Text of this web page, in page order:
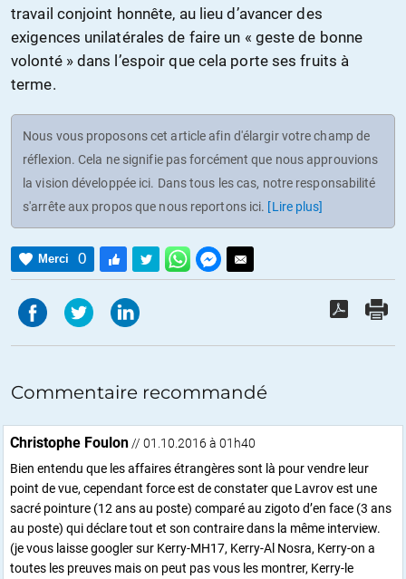
travail conjoint honnête, au lieu d’avancer des
exigences unilatérales de faire un « geste de bonne
volonté » dans l’espoir que cela porte ses fruits à
terme.
Nous vous proposons cet article afin d'élargir votre champ de
réflexion. Cela ne signifie pas forcément que nous approuvions
la vision développée ici. Dans tous les cas, notre responsabilité
s'arrête aux propos que nous reportons ici. [Lire plus]
Merci 0
Commentaire recommandé
Christophe Foulon // 01.10.2016 à 01h40
Bien entendu que les affaires étrangères sont là pour vendre leur
point de vue, cependant force est de constater que Lavrov est une
sacré pointure (12 ans au poste) comparé au zigoto d’en face (3 ans
au poste) qui déclare tout et son contraire dans la même interview.
(je vous laisse googler sur Kerry-MH17, Kerry-Al Nosra, Kerry-on a
toutes les preuves mais on peut pas vous les montrer, Kerry-le